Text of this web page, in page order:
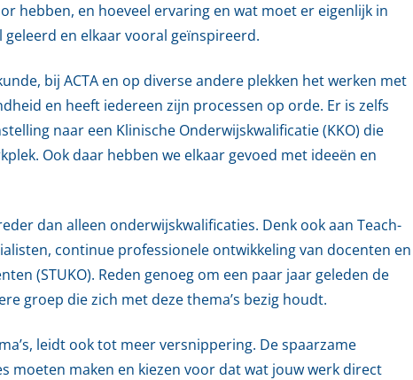
hebben, en hoeveel ervaring en wat moet er eigenlijk in
en elkaar vooral geïnspireerd.
bij ACTA en op diverse andere plekken het werken met
en heeft iedereen zijn processen op orde. Er is zelfs
naar een Klinische Onderwijskwalificatie (KKO) die
Ook daar hebben we elkaar gevoed met ideeën en
dan alleen onderwijskwalificaties. Denk ook aan Teach-
continue professionele ontwikkeling van docenten en
(STUKO). Reden genoeg om een paar jaar geleden de
groep die zich met deze thema’s bezig houdt.
leidt ook tot meer versnippering. De spaarzame
moeten maken en kiezen voor dat wat jouw werk direct